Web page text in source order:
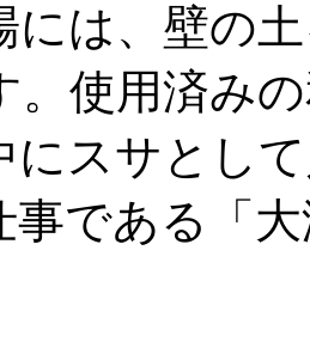
には、壁の
。使用済み
にスサとし
事である「